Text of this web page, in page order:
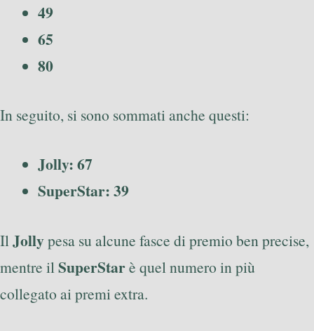
49
65
80
In seguito, si sono sommati anche questi:
Jolly: 67
SuperStar: 39
Il Jollypesa su alcune fasce di premio ben precise,
mentre il SuperStarè quel numero in più
collegato ai premi extra.